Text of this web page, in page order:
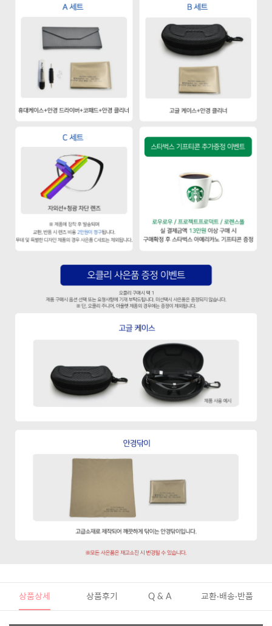
상품상세 상품후기 Q & A 교환·배송·반품